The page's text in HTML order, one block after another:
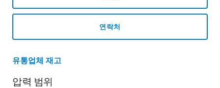
연락처
유통업체 재고
압력 범위